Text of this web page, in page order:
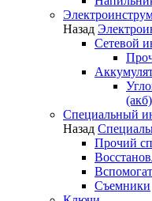
Назад
Сетевой
(акб)
Специальный
Назад
Прочий
Съемники